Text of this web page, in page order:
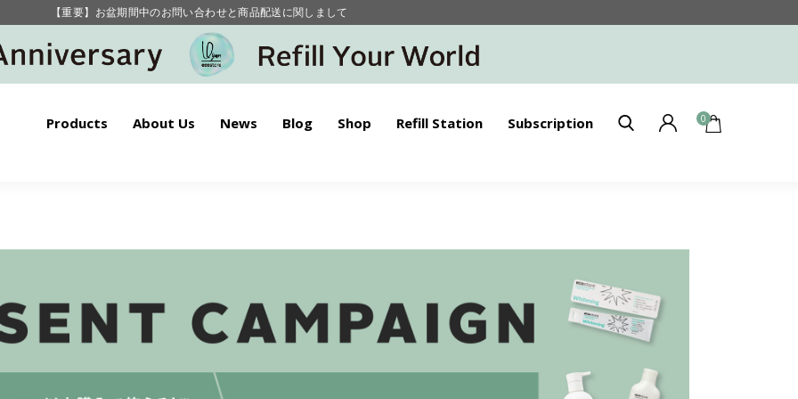
【重要】お盆期間中のお問い合わせと商品配送に関しまして
毎月お得にポイントが貯まる！ “月のポイントアップデー”
【重要】お盆期間中のお問い合わせと商品配送に関しまして
毎月お得にポイントが貯まる！ “月のポイントアップデー”
Products About Us News Blog Shop Refill Station Subscription 0